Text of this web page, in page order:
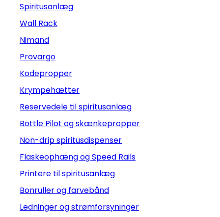
Spiritusanlæg
Wall Rack
Nimand
Provargo
Kodepropper
Krympehætter
Reservedele til spiritusanlæg
Bottle Pilot og skænkepropper
Non-drip spiritusdispenser
Flaskeophæng og Speed Rails
Printere til spiritusanlæg
Bonruller og farvebånd
Ledninger og strømforsyninger